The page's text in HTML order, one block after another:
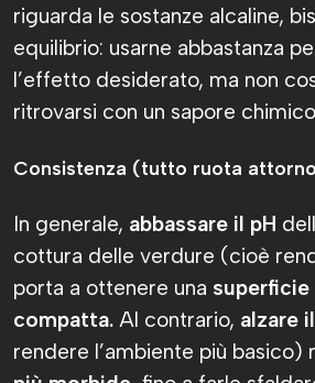
riguarda le sostanze alcaline,
equilibrio: usarne abbastanza
l’effetto desiderato, ma non
ritrovarsi con un sapore
Consistenza (tutto ruota
In generale, abbassare il pH
cottura delle verdure (cioè
porta a ottenere una
compatta. Al contrario, alzare
rendere l’ambiente più basico)